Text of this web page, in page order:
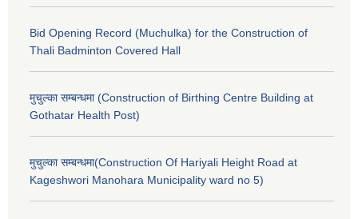
Bid Opening Record (Muchulka) for the Construction of
Thali Badminton Covered Hall
मुचुल्का सम्बन्धमा (Construction of Birthing Centre Building at
Gothatar Health Post)
मुचुल्का सम्बन्धमा(Construction Of Hariyali Height Road at
Kageshwori Manohara Municipality ward no 5)